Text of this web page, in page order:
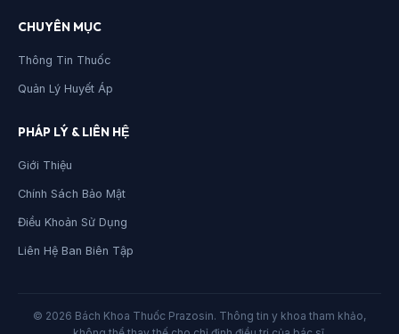
CHUYÊN MỤC
Thông Tin Thuốc
Quản Lý Huyết Áp
PHÁP LÝ & LIÊN HỆ
Giới Thiệu
Chính Sách Bảo Mật
Điều Khoản Sử Dụng
Liên Hệ Ban Biên Tập
© 2026 Bách Khoa Thuốc Prazosin. Thông tin y khoa tham khảo,